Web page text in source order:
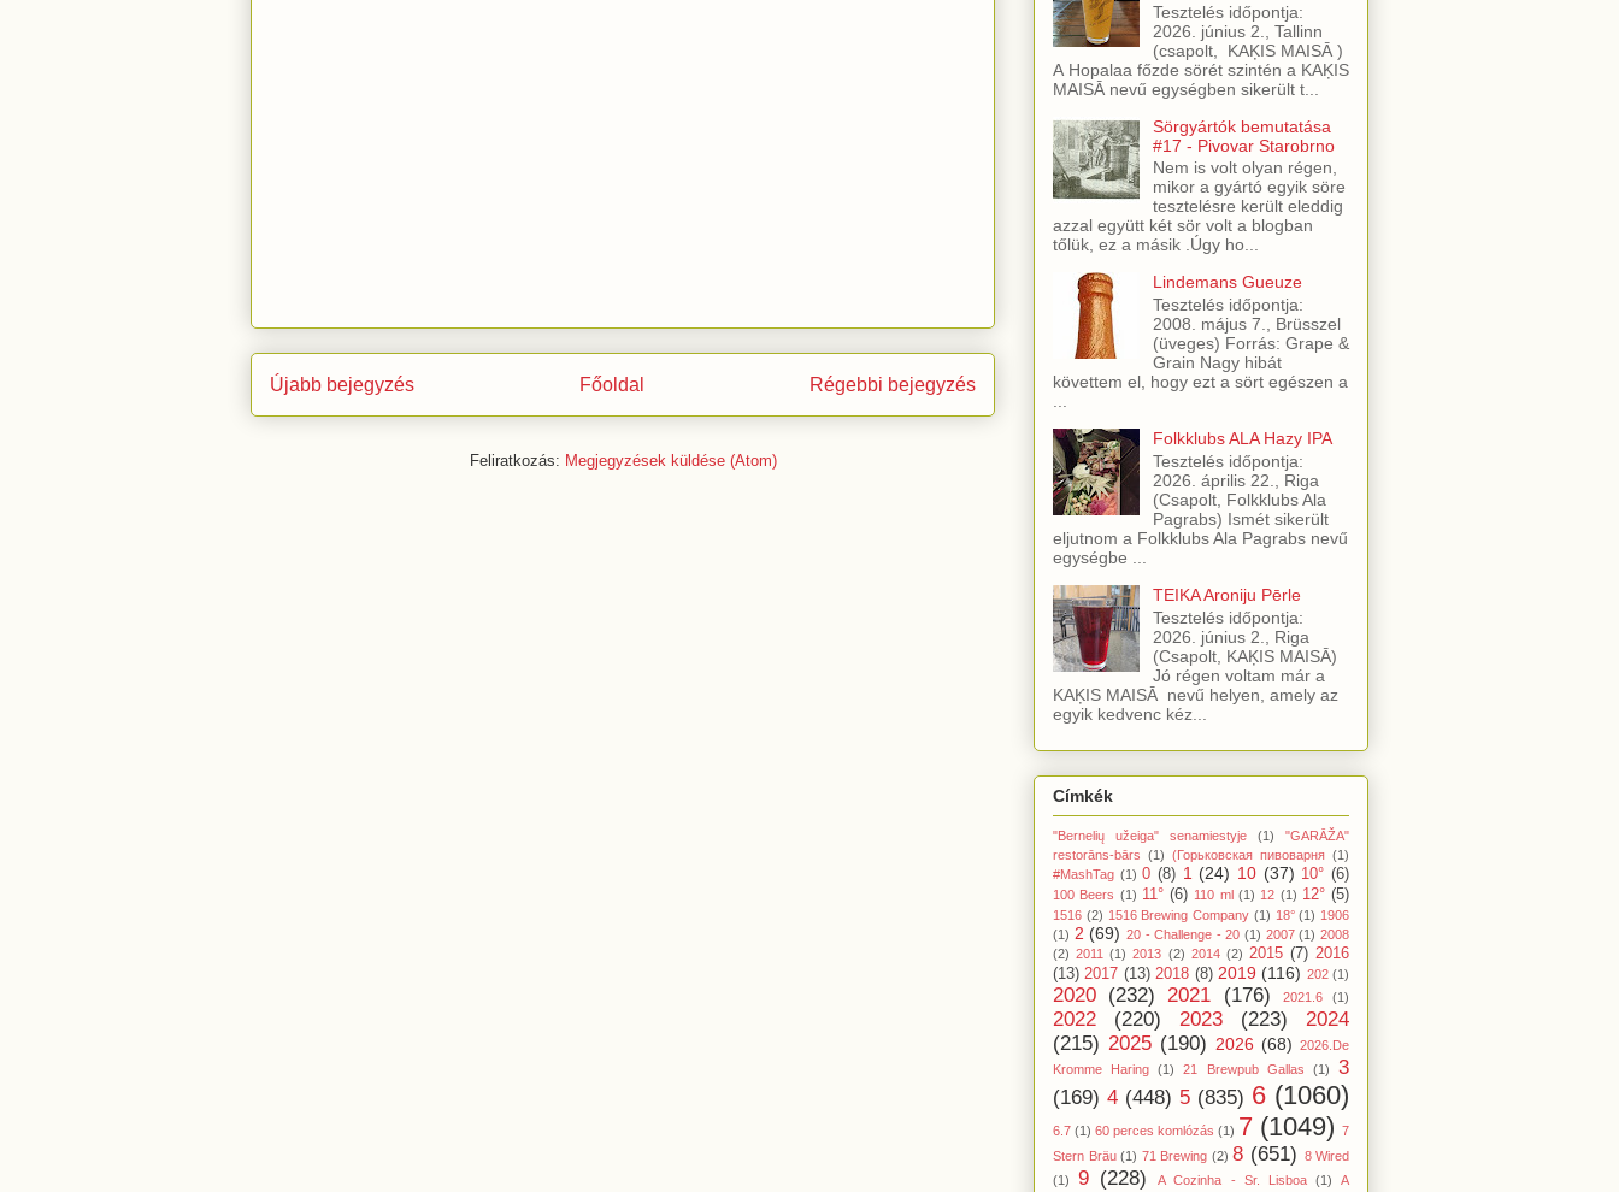
Újabb bejegyzés Régebbi bejegyzés
Főoldal
Feliratkozás: Megjegyzések küldése (Atom)
Tesztelés időpontja:
2026. június 2., Tallinn
(csapolt, KAĶIS MAISĀ )
A Hopalaa főzde sörét szintén a KAĶIS
MAISĀ nevű egységben sikerült t...
Sörgyártók bemutatása
#17 - Pivovar Starobrno
Nem is volt olyan régen,
mikor a gyártó egyik söre
tesztelésre került eleddig
azzal együtt két sör volt a blogban
tőlük, ez a másik .Úgy ho...
Lindemans Gueuze
Tesztelés időpontja:
2008. május 7., Brüsszel
(üveges) Forrás: Grape &
Grain Nagy hibát
követtem el, hogy ezt a sört egészen a
Folkklubs ALA Hazy IPA
Tesztelés időpontja:
2026. április 22., Riga
(Csapolt, Folkklubs Ala
Pagrabs) Ismét sikerült
eljutnom a Folkklubs Ala Pagrabs nevű
egységbe ...
TEIKA Aroniju Pērle
Tesztelés időpontja:
2026. június 2., Riga
(Csapolt, KAĶIS MAISĀ)
Jó régen voltam már a
KAĶIS MAISĀ nevű helyen, amely az
egyik kedvenc kéz...
Címkék
"Bernelių užeiga" senamiestyje (1)
"GARĀŽA"
restorāns-bārs (1) (Горьковская пивоварня (1)
#MashTag (1) 0 (8) 1 (24) 10 (37) 10° (6)
100 Beers (1) 11° (6) 110 ml (1) 12 (1) 12° (5)
1516 (2) 1516 Brewing Company (1) 18° (1) 1906
(1) 2 (69) 20 - Challenge - 20 (1) 2007 (1) 2008
(2) 2011 (1) 2013 (2) 2014 (2) 2015 (7) 2016
(13) 2017 (13) 2018 (8) 2019 (116) 202 (1)
2020 (232) 2021 (176) 2021.6 (1)
2022 (220) 2023 (223)
2024
(215) 2025 (190) 2026 (68) 2026.De
Kromme Haring
(1) 21 Brewpub Gallas (1)
3
(169) 4 (448) 5 (835) 6 (1060)
6.7 (1) 60 perces komlózás (1) 7 (1049) 7
Stern Bräu (1) 71 Brewing (2) 8 (651) 8 Wired
(1)
9 (228) A Cozinha - Sr. Lisboa (1)
A